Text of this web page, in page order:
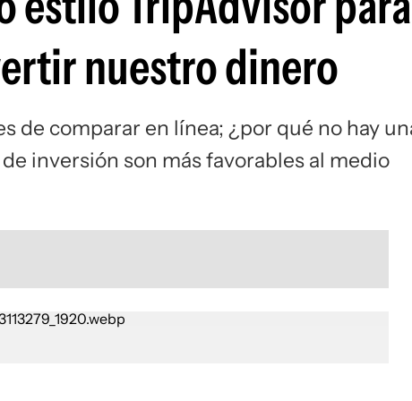
nuestro dinero
de comparar en línea; ¿por qué no hay
inversión son más favorables al medio